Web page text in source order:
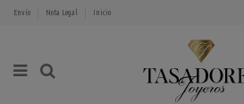
Envío Nota Legal Inicio